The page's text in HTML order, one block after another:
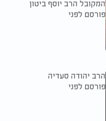
המקובל הרב יוסף ביטון
פורסם לפני
הרב יהודה סעדיה
פורסם לפני